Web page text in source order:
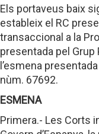
Els portaveus baix
estableix el RC
transaccional a la
presentada pel Grup
l’esmena
nùm. 67692.
ESMENA
Primera.- Les Corts